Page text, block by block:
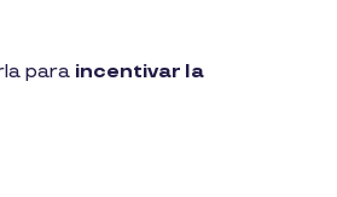
para incentivar la